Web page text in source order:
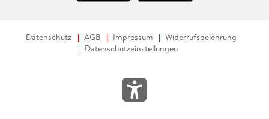
Datenschutz AGB Impressum
Widerrufsbelehrung
Datenschutzeinstellungen